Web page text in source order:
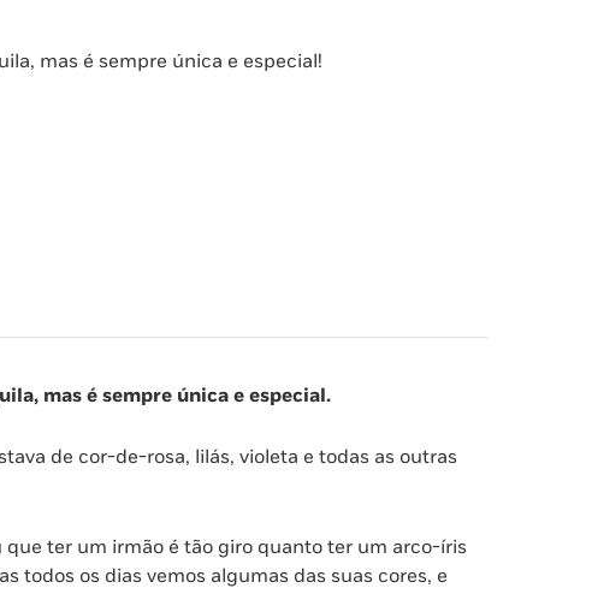
mas é sempre única e especial!
mas é sempre única e especial.
de cor-de-rosa, lilás, violeta e todas as outras
ter um irmão é tão giro quanto ter um arco-íris
todos os dias vemos algumas das suas cores, e